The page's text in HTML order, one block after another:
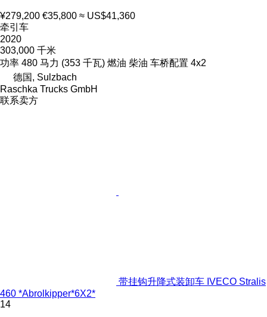
¥279,200 €35,800 ≈ US$41,360
牵引车
2020
303,000 千米
功率 480 马力 (353 千瓦) 燃油 柴油 车桥配置 4x2
德国, Sulzbach
Raschka Trucks GmbH
联系卖方
带挂钩升降式装卸车 IVECO Stralis
460 *Abrolkipper*6X2*
14